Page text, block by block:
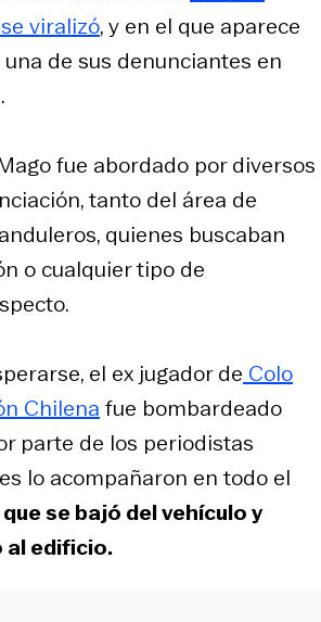
viralizó, y en el que aparece
de sus denunciantes en
fue abordado por diversos
tanto del área de
quienes buscaban
o cualquier tipo de
el ex jugador de Colo
Chilena fue bombardeado
parte de los periodistas
lo acompañaron en todo el
se bajó del vehículo y
al edificio.